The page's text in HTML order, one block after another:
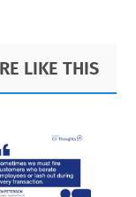
Primary
Sidebar
Footer
LIKE THIS